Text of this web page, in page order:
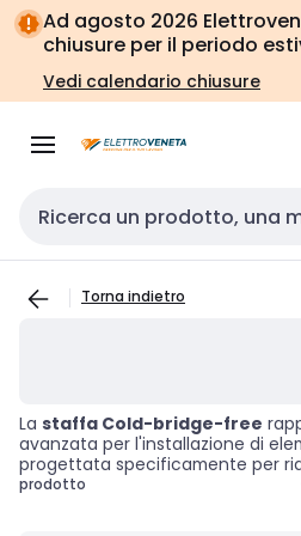
Vai alla
navigazione
Vai
alla
pagina
Ad agosto 2026
chiusure per il periodo
Vedi calendario chiusure
Cerca input
Torna indietro
La staffa Cold-bridge-free
avanzata per l'installazione di
progettata specificamente per
termico nelle applicazioni edilizie.
prodotto